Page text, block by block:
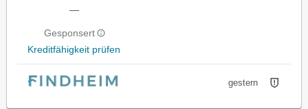
—
Gesponsert
Kreditfähigkeit prüfen
gestern